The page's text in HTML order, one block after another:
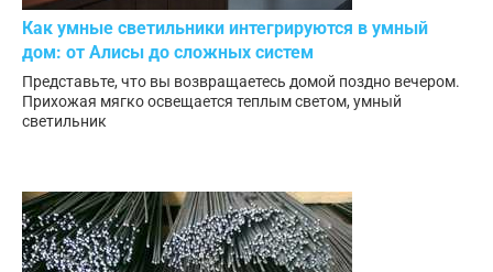
Как умные светильники интегрируются в умный
дом: от Алисы до сложных систем
Представьте, что вы возвращаетесь домой поздно вечером.
Прихожая мягко освещается теплым светом, умный
светильник